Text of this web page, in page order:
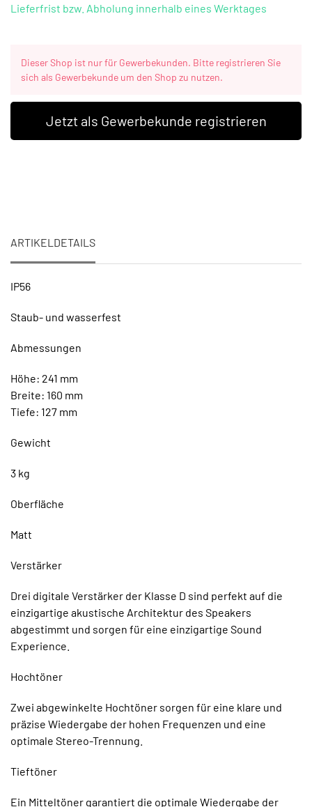
Lieferfrist bzw. Abholung innerhalb eines Werktages
Dieser Shop ist nur für Gewerbekunden. Bitte registrieren Sie
sich als Gewerbekunde um den Shop zu nutzen.
Jetzt als Gewerbekunde registrieren
ARTIKELDETAILS
IP56
Staub- und wasserfest
Abmessungen
Höhe: 241 mm
Breite: 160 mm
Tiefe: 127 mm
Gewicht
3 kg
Oberfläche
Matt
Verstärker
Drei digitale Verstärker der Klasse D sind perfekt auf die
einzigartige akustische Architektur des Speakers
abgestimmt und sorgen für eine einzigartige Sound
Experience.
Hochtöner
Zwei abgewinkelte Hochtöner sorgen für eine klare und
präzise Wiedergabe der hohen Frequenzen und eine
optimale Stereo-Trennung.
Tieftöner
Ein Mitteltöner garantiert die optimale Wiedergabe der